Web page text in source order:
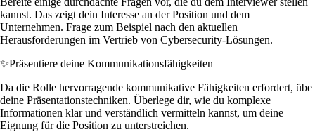
kannst. Das zeigt dein Interesse an der Position und dem
Unternehmen. Frage zum Beispiel nach den aktuellen
Herausforderungen im Vertrieb von Cybersecurity-Lösungen.
✨Präsentiere deine Kommunikationsfähigkeiten
Da die Rolle hervorragende kommunikative Fähigkeiten erfordert, übe
deine Präsentationstechniken. Überlege dir, wie du komplexe
Informationen klar und verständlich vermitteln kannst, um deine
Eignung für die Position zu unterstreichen.